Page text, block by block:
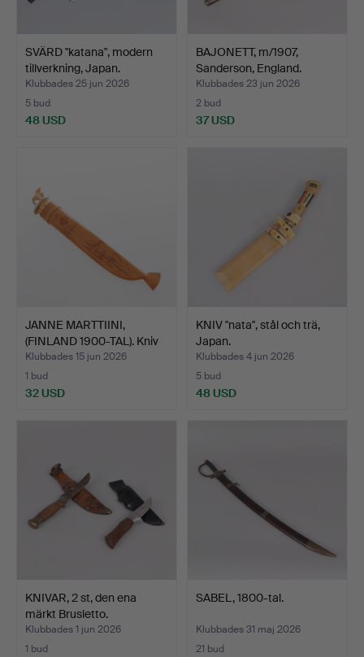
SVÄRD "katana", modern
tillverkning, Japan.
Klubbades 25 jun 2026
5 bud
48 USD
BAJONETT, m/1907,
Sanderson, England.
Klubbades 23 jun 2026
2 bud
37 USD
JANNE MARTTIINI,
(FINLAND 1900-TAL). Kniv
…
Klubbades 15 jun 2026
1 bud
32 USD
KNIV "nata", stål och trä,
Japan.
Klubbades 4 jun 2026
5 bud
48 USD
KNIVAR, 2 st, den ena
märkt Brusletto.
Klubbades 1 jun 2026
1 bud
SABEL, 1800-tal.
Klubbades 31 maj 2026
21 bud